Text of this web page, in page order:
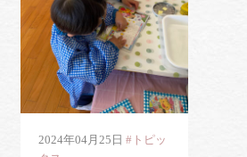
2024年04月25日 #トピッ